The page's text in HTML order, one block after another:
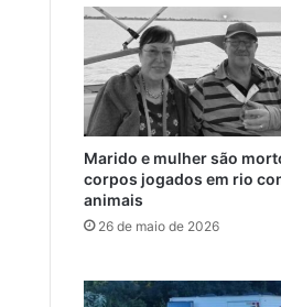
Marido e mulher são
corpos jogados em rio
animais
26 de maio de 2026